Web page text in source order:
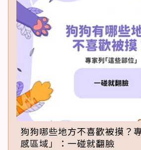
狗狗哪些地方不喜歡被摸？
感區域」：一碰就翻臉